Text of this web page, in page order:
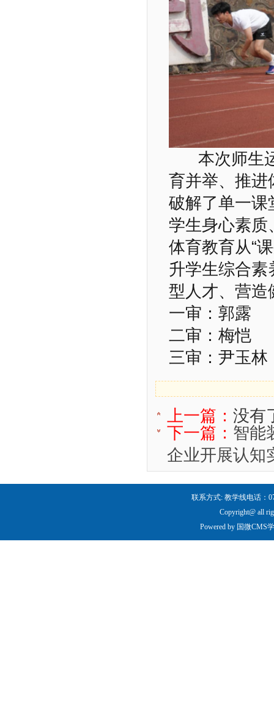
本次师生
育并举、推进
破解了单一课
学生身心素质
体育教育从“
升学生综合素
型人才、营造
一审：郭露
二审：梅恺
三审：尹玉林
上一篇：没有
下一篇： 智能
企业开展认知
联系方式: 教学线电话：
Copyright@ all
Powered by 国微CMS